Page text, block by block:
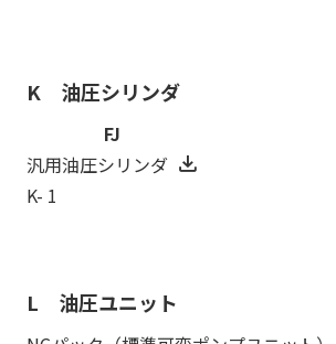
K 油圧シリンダ
FJ
汎用油圧シリンダ
K- 1
L 油圧ユニット